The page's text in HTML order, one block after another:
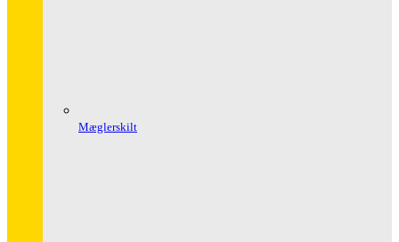
Mæglerskilt